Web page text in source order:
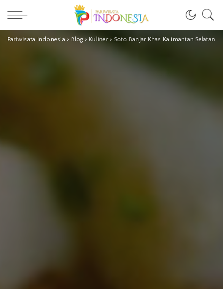
Pariwisata Indonesia > Blog > Kuliner> Soto Banjar Khas Kalimantan Selatan